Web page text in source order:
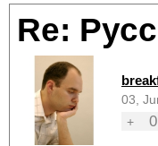
Re:
03,
+
0